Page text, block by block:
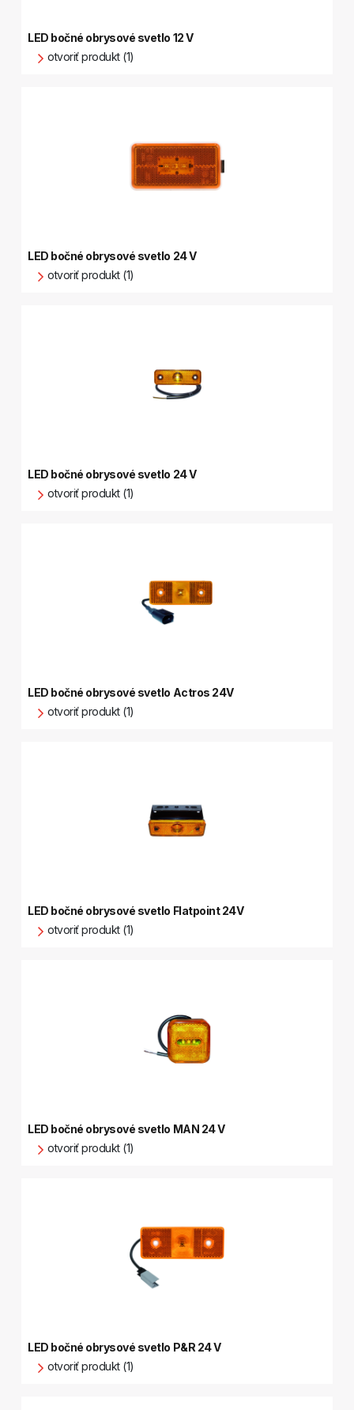
LED bočné obrysové svetlo 12 V
otvoriť produkt (1)
LED bočné obrysové svetlo 24 V
otvoriť produkt (1)
LED bočné obrysové svetlo 24 V
otvoriť produkt (1)
LED bočné obrysové svetlo Actros 24V
otvoriť produkt (1)
LED bočné obrysové svetlo Flatpoint 24V
otvoriť produkt (1)
LED bočné obrysové svetlo MAN 24 V
otvoriť produkt (1)
LED bočné obrysové svetlo P&R 24 V
otvoriť produkt (1)